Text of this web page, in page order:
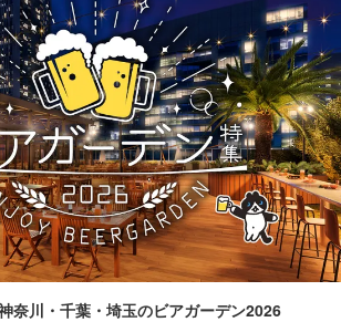
奈川・千葉・埼玉のビアガーデン2026